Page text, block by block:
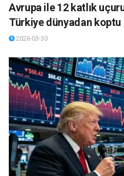
Avrupa ile 12 katlık
Türkiye dünyadan koptu
2026-03-30